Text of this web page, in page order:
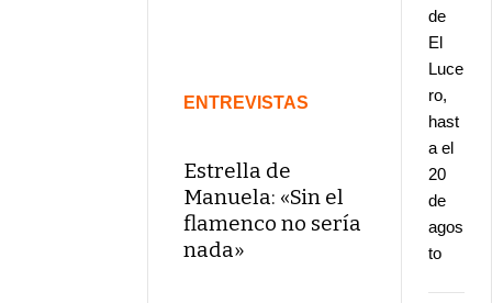
ENTREVISTAS
Estrella de
Manuela: «Sin el
flamenco no sería
nada»
de
El
Luce
ro,
hast
a el
20
de
agos
to